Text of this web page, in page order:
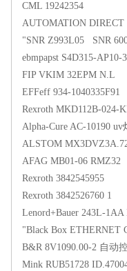
CML 19242354
AUTOMATION
"SNR Z993L05 SNR
ebmpapst S4D315-AP10-
FIP VKIM 32EPM N.L
EFFeff 934-1040335F91
Rexroth MKD112B-024-
Alpha-Cure AC-10190 uv
ALSTOM
AFAG MB01-06 RMZ32
Rexroth 3842545955
Rexroth 3842526760 1
Lenord+Bauer 243L-
"Black Box
B&R 8V1090.00-2 自动
Mink RUB51728